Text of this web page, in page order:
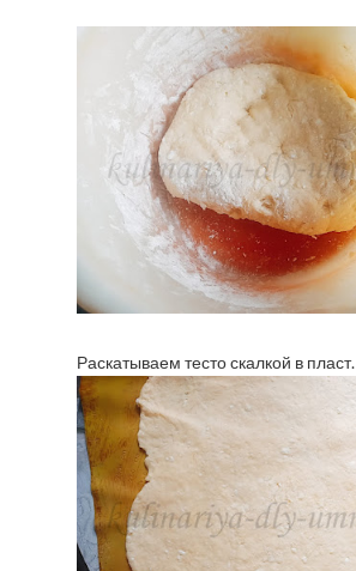
Раскатываем тесто скалкой в пласт.